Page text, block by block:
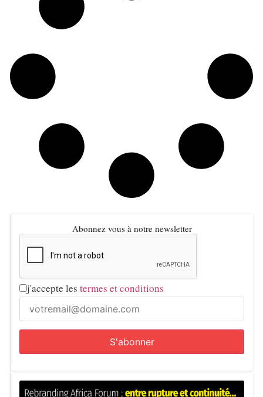
Abonnez vous à notre newsletter
j'accepte les termes et conditions